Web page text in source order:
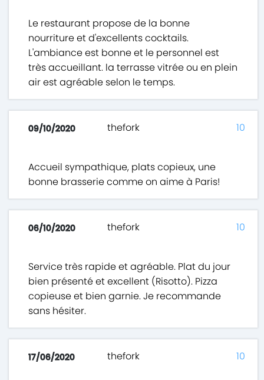
Le restaurant propose de la bonne
nourriture et d'excellents cocktails.
L'ambiance est bonne et le personnel est
très accueillant. la terrasse vitrée ou en plein
air est agréable selon le temps.
09/10/2020 thefork
Accueil sympathique, plats copieux, une
bonne brasserie comme on aime à Paris!
10
06/10/2020 thefork
Service très rapide et agréable. Plat du jour
bien présenté et excellent (Risotto). Pizza
copieuse et bien garnie. Je recommande
sans hésiter.
10
17/06/2020 thefork 10